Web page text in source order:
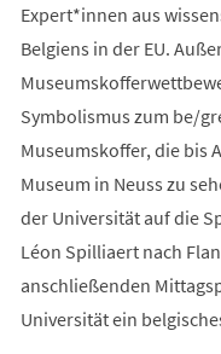
Expert*innen aus
Belgiens in der EU.
Symbolismus zum be/
Museumskoffer, die bis
Museum in Neuss zu
der Universität auf die
Léon Spilliaert nach
anschließenden
Universität ein